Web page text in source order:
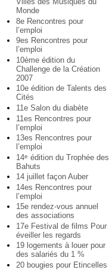
Monde
8e Rencontres pour
l’emploi
9es Rencontres pour
l’emploi
10ème édition du
Challenge de la Création
2007
10e édition de Talents des
Cités
11e Salon du diabète
11es Rencontres pour
l’emploi
13es Rencontres pour
l’emploi
14e édition du Trophée des
Bahuts
14 juillet façon Auber
14es Rencontres pour
l’emploi
15e rendez-vous annuel
des associations
17e Festival de films Pour
éveiller les regards
19 logements à louer pour
des salariés du 1 %
20 bougies pour Etincelles